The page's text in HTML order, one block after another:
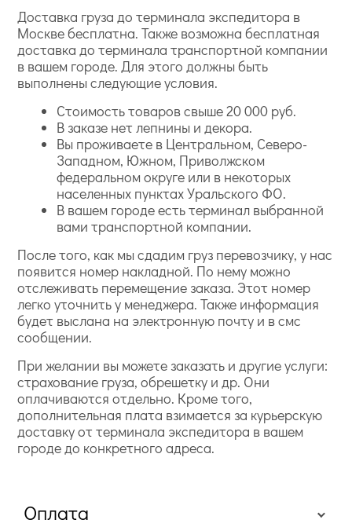
Доставка груза до терминала экспедитора в
Москве бесплатна. Также возможна бесплатная
доставка до терминала транспортной компании
в вашем городе. Для этого должны быть
выполнены следующие условия.
Стоимость товаров свыше 20 000 руб.
В заказе нет лепнины и декора.
Вы проживаете в Центральном, Северо-
Западном, Южном, Приволжском
федеральном округе или в некоторых
населенных пунктах Уральского ФО.
В вашем городе есть терминал выбранной
вами транспортной компании.
После того, как мы сдадим груз перевозчику, у нас
появится номер накладной. По нему можно
отслеживать перемещение заказа. Этот номер
легко уточнить у менеджера. Также информация
будет выслана на электронную почту и в смс
сообщении.
При желании вы можете заказать и другие услуги:
страхование груза, обрешетку и др. Они
оплачиваются отдельно. Кроме того,
дополнительная плата взимается за курьерскую
доставку от терминала экспедитора в вашем
городе до конкретного адреса.
Оплата